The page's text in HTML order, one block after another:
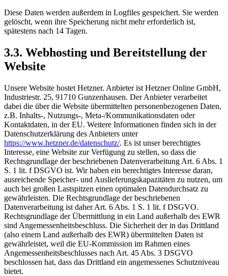
Diese Daten werden außerdem in Logfiles gespeichert. Sie werden
gelöscht, wenn ihre Speicherung nicht mehr erforderlich ist,
spätestens nach 14 Tagen.
3.3. Webhosting und Bereitstellung der
Website
Unsere Website hostet Hetzner. Anbieter ist Hetzner Online GmbH,
Industriestr. 25, 91710 Gunzenhausen. Der Anbieter verarbeitet
dabei die über die Website übermittelten personenbezogenen Daten,
z.B. Inhalts-, Nutzungs-, Meta-/Kommunikationsdaten oder
Kontaktdaten, in der EU. Weitere Informationen finden sich in der
Datenschutzerklärung des Anbieters unter
https://www.hetzner.de/datenschutz/. Es ist unser berechtigtes
Interesse, eine Website zur Verfügung zu stellen, so dass die
Rechtsgrundlage der beschriebenen Datenverarbeitung Art. 6 Abs. 1
S. 1 lit. f DSGVO ist. Wir haben ein berechtigtes Interesse daran,
ausreichende Speicher- und Auslieferungskapazitäten zu nutzen, um
auch bei großen Lastspitzen einen optimalen Datendurchsatz zu
gewährleisten. Die Rechtsgrundlage der beschriebenen
Datenverarbeitung ist daher Art. 6 Abs. 1 S. 1 lit. f DSGVO.
Rechtsgrundlage der Übermittlung in ein Land außerhalb des EWR
sind Angemessenheitsbeschluss. Die Sicherheit der in das Drittland
(also einem Land außerhalb des EWR) übermittelten Daten ist
gewährleistet, weil die EU-Kommission im Rahmen eines
Angemessenheitsbeschlusses nach Art. 45 Abs. 3 DSGVO
beschlossen hat, dass das Drittland ein angemessenes Schutzniveau
bietet.